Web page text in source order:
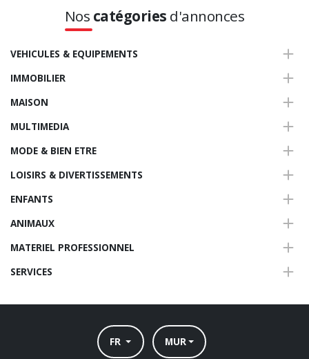
Nos catégories d'annonces
VEHICULES & EQUIPEMENTS
IMMOBILIER
MAISON
MULTIMEDIA
MODE & BIEN ETRE
LOISIRS & DIVERTISSEMENTS
ENFANTS
ANIMAUX
MATERIEL PROFESSIONNEL
SERVICES
FR MUR